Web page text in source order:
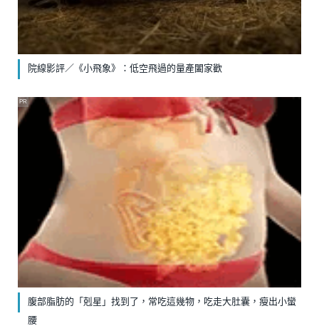
院線影評／《小飛象》：低空飛過的量產闔家歡
腹部脂肪的「剋星」找到了，常吃這幾物，吃走大肚囊，瘦出小蠻
腰
PR